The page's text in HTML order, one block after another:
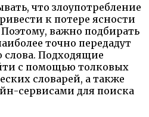
что злоупотребление
к потере ясности
важно подбирать
точно передадут
слова. Подходящие
с помощью толковых
словарей, а также
сервисами для поиска